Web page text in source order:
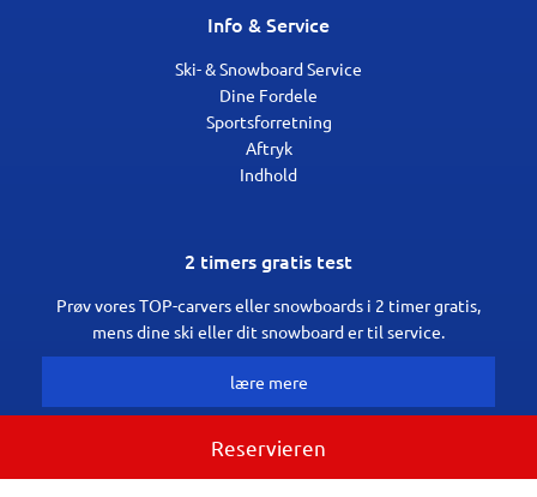
book nu
Info & Service
Ski- & Snowboard Service
Dine Fordele
Sportsforretning
Aftryk
Indhold
2 timers gratis test
Prøv vores TOP-carvers eller snowboards i 2 timer gratis,
mens dine ski eller dit snowboard er til service.
lære mere
Reservieren